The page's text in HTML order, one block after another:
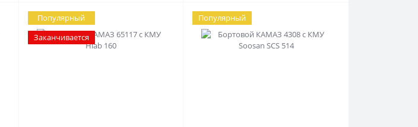
Популярный
Заканчивается
Популярный